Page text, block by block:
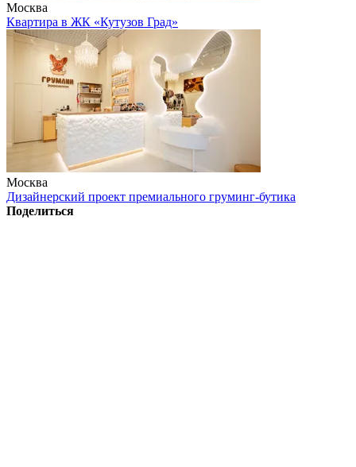
Москва
Квартира в ЖК «Кутузов Град»
Москва
Дизайнерский проект премиального груминг-бутика
Поделиться